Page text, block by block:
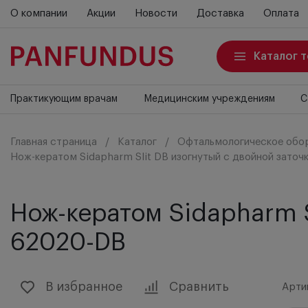
О компании Акции Новости Доставка Оплата
Каталог
Практикующим врачам Медицинским учреждениям
Главная страница Каталог
Офтальмологическое
Нож-кератом Sidapharm Slit DB изогнутый с двойной
Нож-кератом Sidapharm
62020-DB
В избранное Сравнить